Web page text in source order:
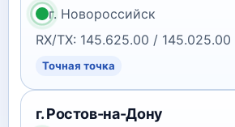
г. Новороссийск
RX/TX: 145.625.00 / 145.025.00
Точная точка
г. Ростов-на-Дону